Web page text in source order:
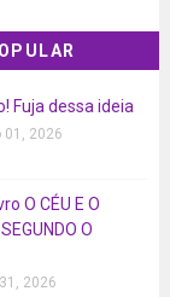
Fuja dessa ideia
01, 2026
O CÉU E O
O
2026